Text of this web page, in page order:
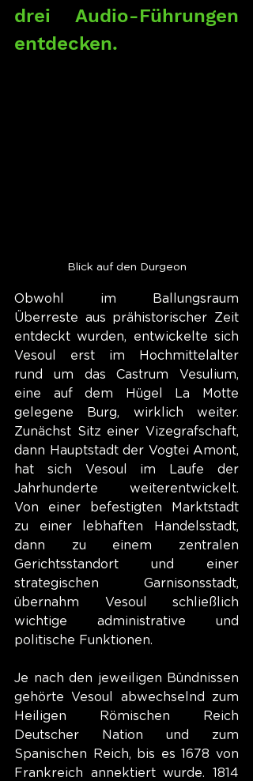
drei Audio-Führungen
entdecken.
Blick auf den Durgeon
Obwohl im Ballungsraum
Überreste aus prähistorischer Zeit
entdeckt wurden, entwickelte sich
Vesoul erst im Hochmittelalter
rund um das Castrum Vesulium,
eine auf dem Hügel La Motte
gelegene Burg, wirklich weiter.
Zunächst Sitz einer Vizegrafschaft,
dann Hauptstadt der Vogtei Amont,
hat sich Vesoul im Laufe der
Jahrhunderte weiterentwickelt.
Von einer befestigten Marktstadt
zu einer lebhaften Handelsstadt,
dann zu einem zentralen
Gerichtsstandort und einer
strategischen Garnisonsstadt,
übernahm Vesoul schließlich
wichtige administrative und
politische Funktionen.
Je nach den jeweiligen Bündnissen
gehörte Vesoul abwechselnd zum
Heiligen Römischen Reich
Deutscher Nation und zum
Spanischen Reich, bis es 1678 von
Frankreich annektiert wurde. 1814